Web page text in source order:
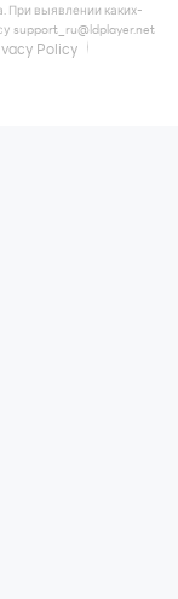
При выявлении каких-
support_ru@ldplayer.net
Policy